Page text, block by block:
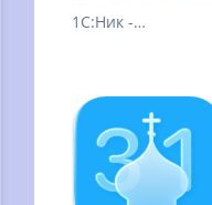
1С:Ник -
Учебного Центра
№1 Фирмы "1С"